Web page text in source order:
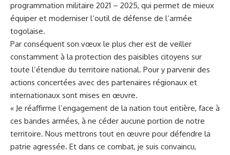
programmation militaire 2021 – 2025, qui permet de mieux
équiper et moderniser l‘outil de défense de l‘armée
togolaise.
Par conséquent son vœux le plus cher est de veiller
constamment à la protection des paisibles citoyens sur
toute l’étendue du territoire national. Pour y parvenir des
actions concertées avec des partenaires régionaux et
internationaux sont mises en œuvre.
« Je réaffirme l’engagement de la nation tout entière, face à
ces bandes armées, à ne céder aucune portion de notre
territoire. Nous mettrons tout en œuvre pour défendre la
patrie agressée. Et dans ce combat, je suis convaincu,